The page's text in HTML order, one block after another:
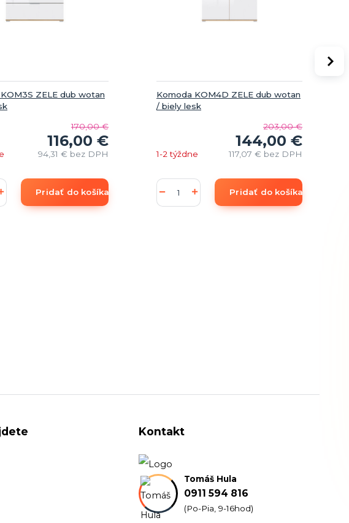
ZELE dub wotan
170,00 €
116,00 €
94,31 € bez DPH
Pridať do košíka
Komoda KOM4D ZELE dub wotan
/ biely lesk
203,00 €
144,00 €
117,07 € bez DPH
1-2 týždne
Pridať do košíka
Kontakt
Tomáš Hula
0911 594 816
(Po-Pia, 9-16hod)